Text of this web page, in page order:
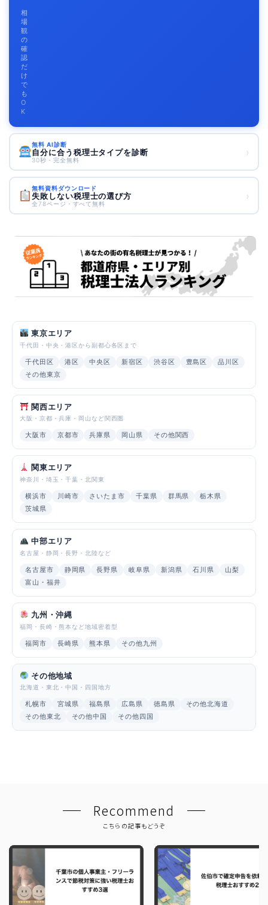
相
場
観
の
確
認
だ
け
で
も
O
K
無料 AI診断
自分に合う税理士タイプを診断
30秒・完全無料
›
無料資料ダウンロード
失敗しない税理士の選び方
全78ページ・すべて無料
›
東京エリア
千代田・中央・港区から副都心各区まで
千代田区 港区 中央区 新宿区 渋谷区 豊島区
品川区
その他東京
関西エリア
大阪・京都・兵庫・岡山など関西圏
大阪市 京都市 兵庫県 岡山県 その他関西
関東エリア
神奈川・埼玉・千葉・北関東
横浜市 川崎市 さいたま市 千葉県 群馬県
栃木県
茨城県
中部エリア
名古屋・静岡・長野・北陸など
名古屋市 静岡県 長野県 岐阜県 新潟県 石川県
山梨
富山・福井
九州・沖縄
福岡・長崎・熊本など地域密着型
福岡市 長崎県 熊本県 その他九州
その他地域
北海道・東北・中国・四国地方
札幌市 宮城県 福島県 広島県 徳島県
その他北海道
その他東北
その他中国 その他四国
Recommend
こちらの記事もどうぞ